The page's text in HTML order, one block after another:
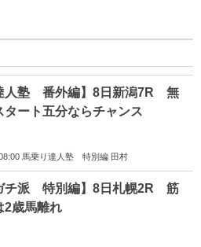
人塾 番外編】8日新潟7R 無
タート五分ならチャンス
馬乗り達人塾 特別編 田村
チ派 特別編】8日札幌2R 筋
2歳馬離れ